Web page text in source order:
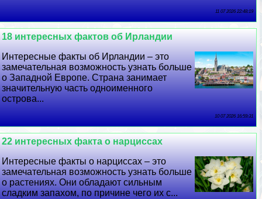
11 07 2026 22:48:19
18 интересных фактов об Ирландии
Интересные факты об Ирландии – это
замечательная возможность узнать больше
о Западной Европе. Страна занимает
значительную часть одноименного
острова...
10 07 2026 16:59:31
22 интересных факта о нарциссах
Интересные факты о нарциссах – это
замечательная возможность узнать больше
о растениях. Они обладают сильным
сладким запахом, по причине чего их с...